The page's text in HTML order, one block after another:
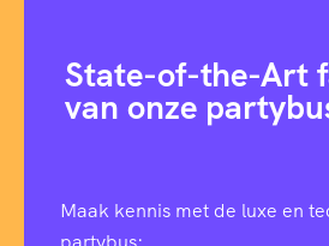
State-of-the-Art
van onze
Maak kennis met de luxe en